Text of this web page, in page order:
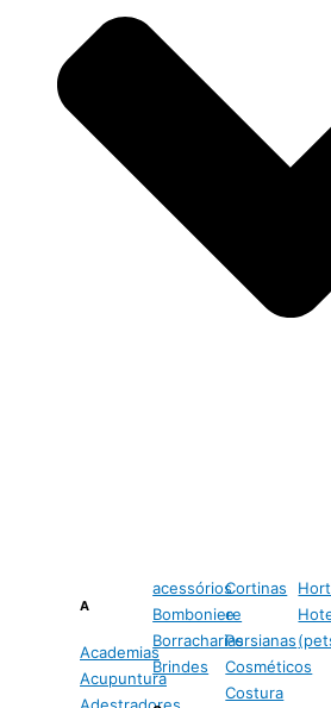
A
Academias
Acupuntura
acessórios
Bomboniere
Borracharias
Brindes
Cortinas
e
Persianas
Cosméticos
Costura